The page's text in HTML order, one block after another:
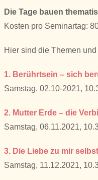
Die Tage bauen
Kosten pro Seminartag:
Hier sind die Themen und
1. Berührtsein – sich
Samstag, 02.10-2021,
2. Mutter Erde – die
Samstag, 06.11.2021,
3. Die Liebe zu mir selbst
Samstag, 11.12.2021,